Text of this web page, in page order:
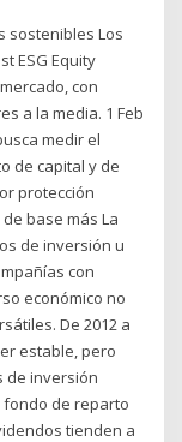
sostenibles Los
ESG Equity
con
a la media. 1 Feb
medir el
de capital y de
protección
base más La
de inversión u
con
económico no
De 2012 a
estable, pero
de inversión
fondo de reparto
tienden a